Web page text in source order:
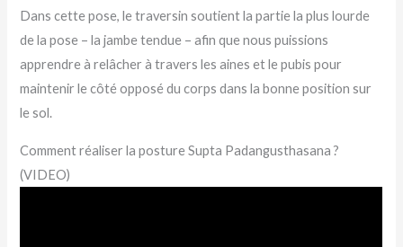
Dans cette pose, le traversin soutient la partie la plus lourde
de la pose – la jambe tendue – afin que nous puissions
apprendre à relâcher à travers les aines et le pubis pour
maintenir le côté opposé du corps dans la bonne position sur
le sol.
Comment réaliser la posture Supta Padangusthasana ?
(VIDEO)